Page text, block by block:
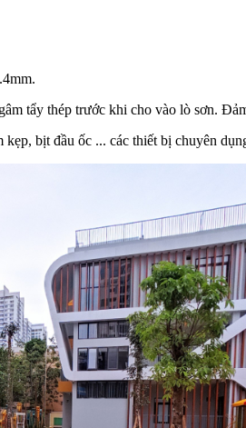
tẩy thép trước khi cho vào lò sơn.
bịt đầu ốc ... các thiết bị chuyên